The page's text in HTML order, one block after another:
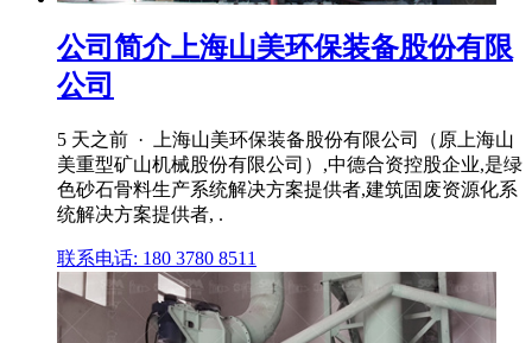
公司简介上海山美环保装备股份有限
公司
5 天之前 · 上海山美环保装备股份有限公司（原上海山
美重型矿山机械股份有限公司）,中德合资控股企业,是绿
色砂石骨料生产系统解决方案提供者,建筑固废资源化系
统解决方案提供者, .
联系电话: 180 3780 8511